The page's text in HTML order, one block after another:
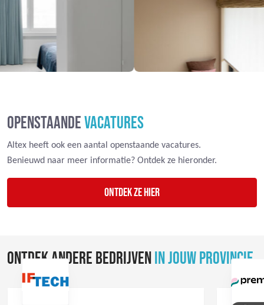
OPENSTAANDEVACATURES
Altex heeft ook een aantal openstaande vacatures.
Benieuwd naar meer informatie? Ontdek ze hieronder.
Ontdek ze hier
ONTDEK ANDERE BEDRIJVENIN JOUW PROVINCIE